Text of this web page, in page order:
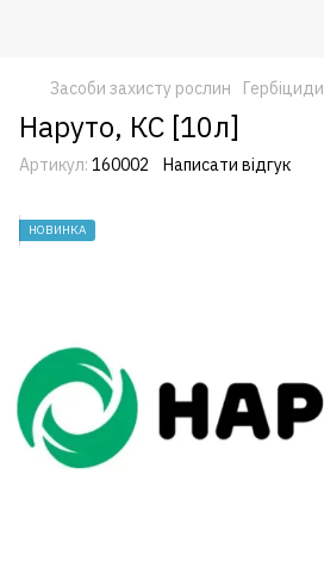
Засоби захисту рослин Гербіциди
Наруто, КС [10л]
Артикул: 160002 Написати відгук
НОВИНКА